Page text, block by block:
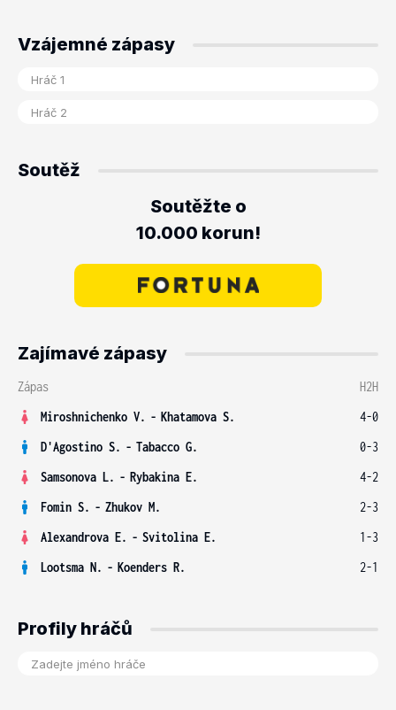
Vzájemné zápasy
Soutěž
Soutěžte o
10.000 korun!
Zajímavé zápasy
Zápas
H2H
Miroshnichenko V. - Khatamova S.
4-0
D'Agostino S. - Tabacco G.
0-3
Samsonova L. - Rybakina E.
4-2
Fomin S. - Zhukov M.
2-3
Alexandrova E. - Svitolina E.
1-3
Lootsma N. - Koenders R. 2-1
Profily hráčů